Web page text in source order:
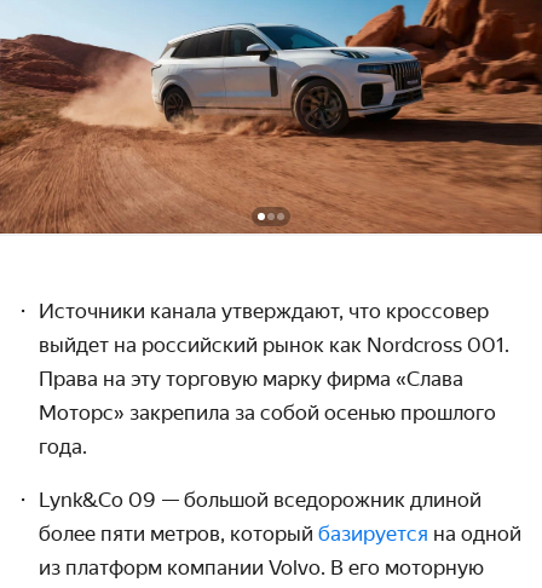
Источники канала утверждают, что кроссовер
выйдет на российский рынок как Nordcross 001.
Права на эту торговую марку фирма «Слава
Моторс» закрепила за собой осенью прошлого
года.
Lynk&Co 09 — большой вседорожник длиной
более пяти метров, который базируется на одной
из платформ компании Volvo. В его моторную